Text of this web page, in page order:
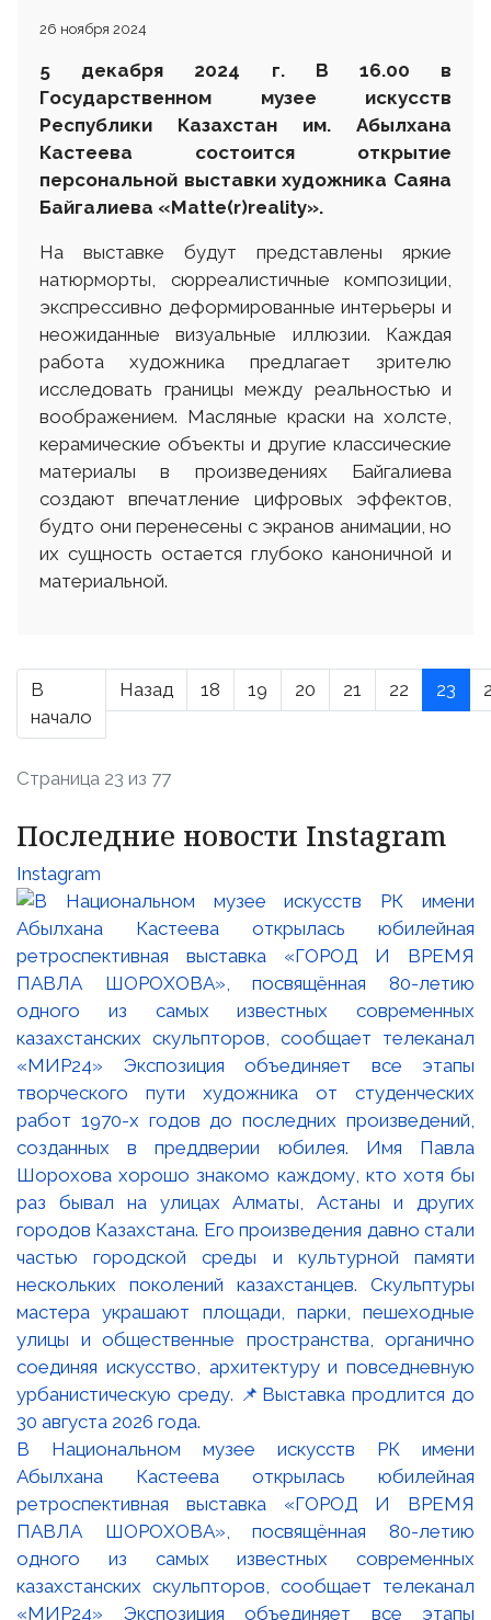
26 ноября 2024
5 декабря 2024 г. В 16.00 в
Государственном музее искусств
Республики Казахстан им. Абылхана
Кастеева состоится открытие
персональной выставки художника Саяна
Байгалиева «Matte(r)reality».
На выставке будут представлены яркие
натюрморты, сюрреалистичные композиции,
экспрессивно деформированные интерьеры и
неожиданные визуальные иллюзии. Каждая
работа художника предлагает зрителю
исследовать границы между реальностью и
воображением. Масляные краски на холсте,
керамические объекты и другие классические
материалы в произведениях Байгалиева
создают впечатление цифровых эффектов,
будто они перенесены с экранов анимации, но
их сущность остается глубоко каноничной и
материальной.
В
начало
Назад 18 19 20 21 22 23
Страница 23 из 77
Последние новости Instagram
Instagram
В Национальном музее искусств РК имени
Абылхана Кастеева открылась юбилейная
ретроспективная выставка «ГОРОД И ВРЕМЯ
ПАВЛА ШОРОХОВА», посвящённая 80-летию
одного из самых известных современных
казахстанских скульпторов, сообщает телеканал
«МИР24» Экспозиция объединяет все этапы